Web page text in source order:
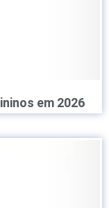
em 2026